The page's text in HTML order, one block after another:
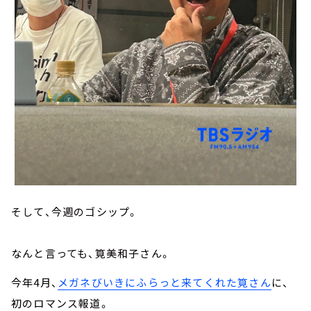
そして、今週のゴシップ。
なんと言っても、筧美和子さん。
今年4月、 メガネびいきにふらっと来てくれた筧さんに、
初のロマンス報道。